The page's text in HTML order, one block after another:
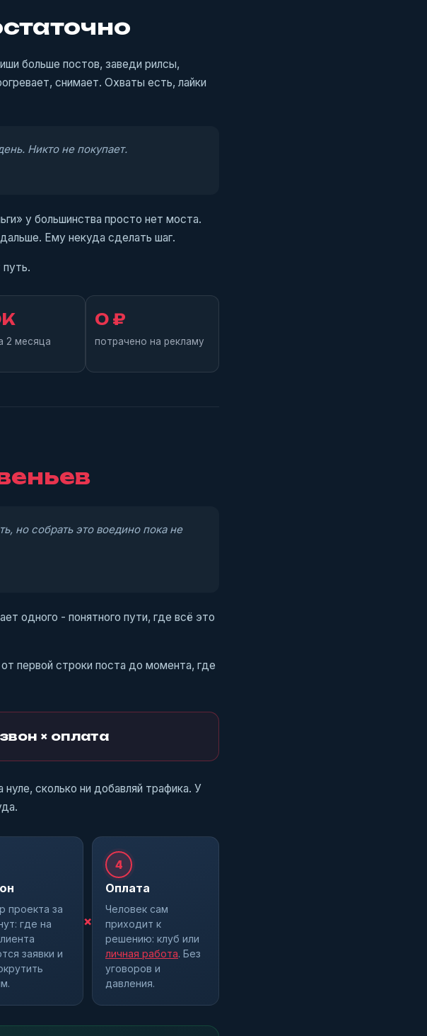
больше постов, заведи рилсы,
снимает. Охваты есть, лайки
Никто не покупает.
у большинства просто нет моста.
Ему некуда сделать шаг.
2 месяца
0 ₽
потрачено на рекламу
но собрать это воедино пока не
одного - понятного пути, где всё это
первой строки поста до момента, где
× оплата
сколько ни добавляй трафика. У
проекта за
где на
заявки и
×
4
Оплата
Человек сам
приходит к
решению: клуб или
личная работа. Без
уговоров и
давления.